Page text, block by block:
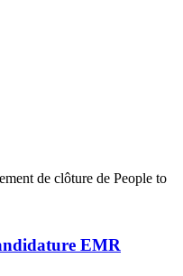
de clôture de People to
EMR